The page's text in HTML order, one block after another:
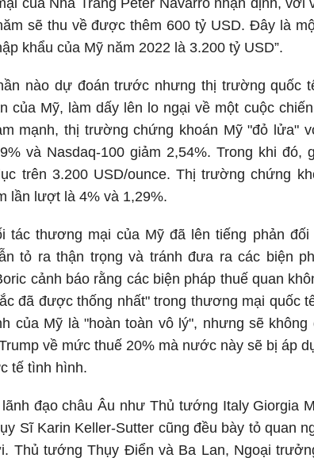
của Nhà Trắng Peter Navarro nhận định, với
sẽ thu về được thêm 600 tỷ USD. Đây là
khẩu của Mỹ năm 2022 là 3.200 tỷ USD”.
nào dự đoán trước nhưng thị trường quốc
của Mỹ, làm dấy lên lo ngại về một cuộc
mạnh, thị trường chứng khoán Mỹ "đỏ lửa"
và Nasdaq-100 giảm 2,54%. Trong khi đó,
trên 3.200 USD/ounce. Thị trường chứng
lần lượt là 4% và 1,29%.
tác thương mại của Mỹ đã lên tiếng phản
tỏ ra thận trọng và tránh đưa ra các biện
cảnh báo rằng các biện pháp thuế quan
đã được thống nhất" trong thương mại quốc
của Mỹ là "hoàn toàn vô lý", nhưng sẽ
về mức thuế 20% mà nước này sẽ bị áp
tế tình hình.
đạo châu Âu như Thủ tướng Italy Giorgia
Sĩ Karin Keller-Sutter cũng đều bày tỏ quan
Thủ tướng Thụy Điển và Ba Lan, Ngoại